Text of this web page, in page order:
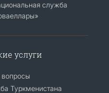
служба
услуги
Туркменистана